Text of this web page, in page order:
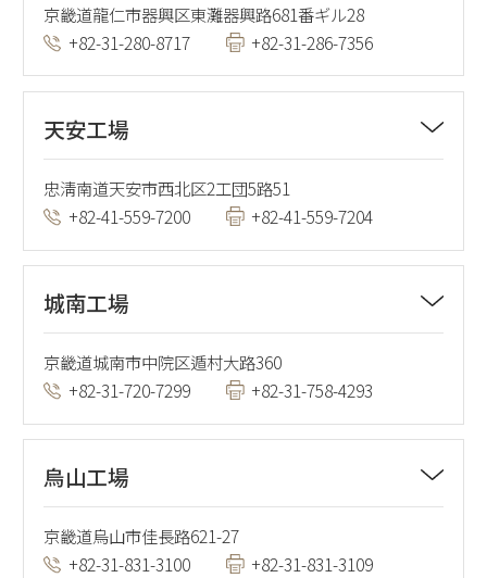
京畿道龍仁市器興区東灘器興路681番ギル28
+82-31-280-8717
+82-31-286-7356
天安工場
忠淸南道天安市西北区2工団5路51
+82-41-559-7200
+82-41-559-7204
城南工場
京畿道城南市中院区遁村大路360
+82-31-720-7299
+82-31-758-4293
烏山工場
京畿道烏山市佳長路621-27
+82-31-831-3100
+82-31-831-3109